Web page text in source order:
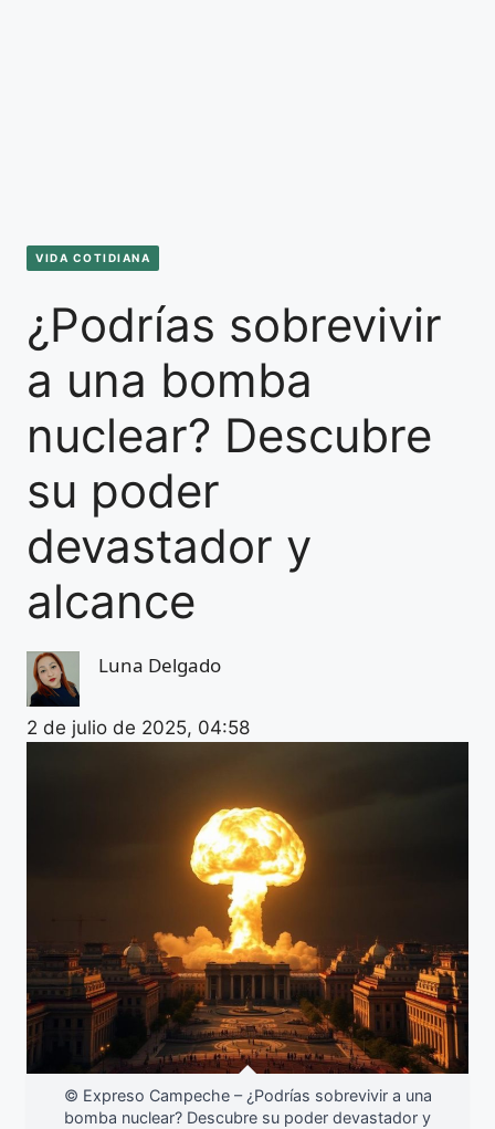
VIDA COTIDIANA
¿Podrías sobrevivir
a una bomba
nuclear? Descubre
su poder
devastador y
alcance
Luna Delgado
2 de julio de 2025, 04:58
© Expreso Campeche – ¿Podrías sobrevivir a una
bomba nuclear? Descubre su poder devastador y